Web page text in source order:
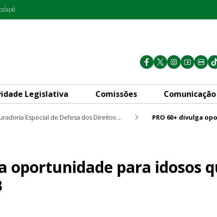
Legislativa Comissões Comunicação
Procuradoria Especial de Defesa dos Direitos da Pessoa Idosa PRO 60+
oportunidade para idosos